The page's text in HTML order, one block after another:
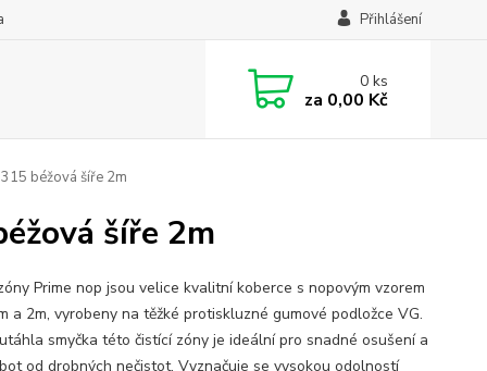
Přihlášení
0ks
za 0,00 Kč
béžová šíře 2m
šíře 2m
Prime nop jsou velice kvalitní koberce s nopovým vzorem
a 2m, vyrobeny na těžké protiskluzné gumové podložce VG.
smyčka této čistící zóny je ideální pro snadné osušení a
od drobných nečistot. Vyznačuje se vysokou odolností